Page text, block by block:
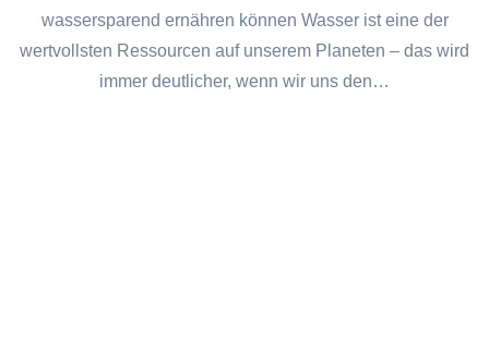
wassersparend ernähren können Wasser ist eine der
wertvollsten Ressourcen auf unserem Planeten – das wird
immer deutlicher, wenn wir uns den…